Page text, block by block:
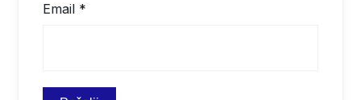
Email *